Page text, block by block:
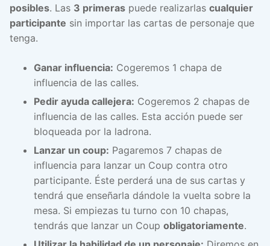
posibles. Las 3 primeras puede realizarlas cualquier
participante sin importar las cartas de personaje que
tenga.
Ganar influencia: Cogeremos 1 chapa de
influencia de las calles.
Pedir ayuda callejera: Cogeremos 2 chapas de
influencia de las calles. Esta acción puede ser
bloqueada por la ladrona.
Lanzar un coup: Pagaremos 7 chapas de
influencia para lanzar un Coup contra otro
participante. Éste perderá una de sus cartas y
tendrá que enseñarla dándole la vuelta sobre la
mesa. Si empiezas tu turno con 10 chapas,
tendrás que lanzar un Coup obligatoriamente.